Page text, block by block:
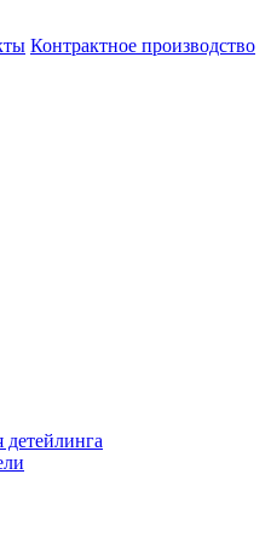
Контрактное производство